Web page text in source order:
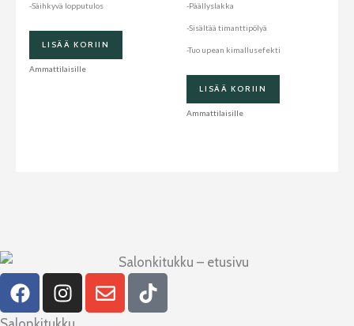
-Säihkyvä lopputulos
LISÄÄ KORIIN
Ammattilaisille
-Päällyslakka
-Sisältää timanttipölyä
-Tuo upean kimallusefekti
LISÄÄ KORIIN
Ammattilaisille
F
a
I
n
E
n
T
i